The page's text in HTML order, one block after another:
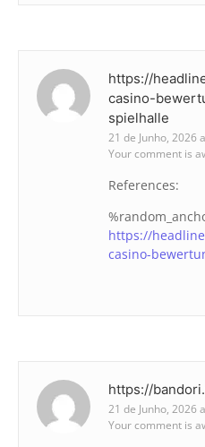
https://
casino-
spielhalle
21 de Junho, 2026
Your comment is
References:
https://
casino-
https://
21 de Junho, 2026
Your comment is